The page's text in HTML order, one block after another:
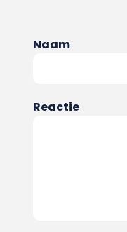
Naam
Reactie